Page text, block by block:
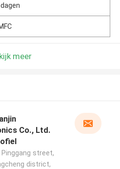
meer
Co., Ltd.
Pinggang street,
district,